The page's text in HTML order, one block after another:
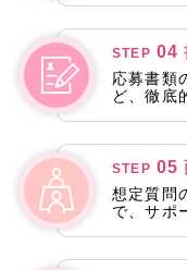
STEP 04
応募書類
ど、徹底
STEP 05
想定質問
で、サポ